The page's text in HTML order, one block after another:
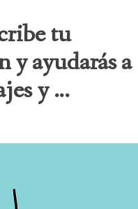
tu
y ayudarás a
y ...